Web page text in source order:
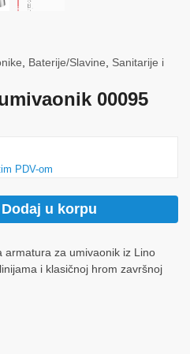
00095
armatura za umivaonik iz Lino
i klasičnoj hrom završnoj
Dodaj u korpu
Baterije/Slavine
Sanitarije i